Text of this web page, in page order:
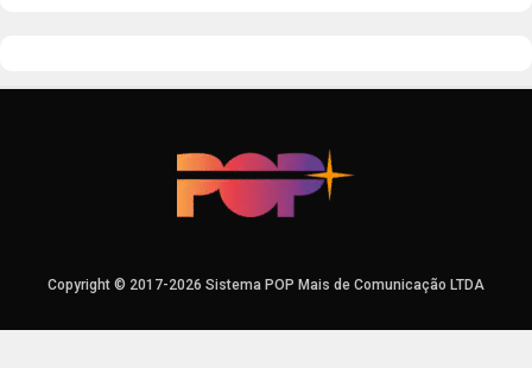
Copyright © 2017-2026 Sistema POP Mais de Comunicação LTDA